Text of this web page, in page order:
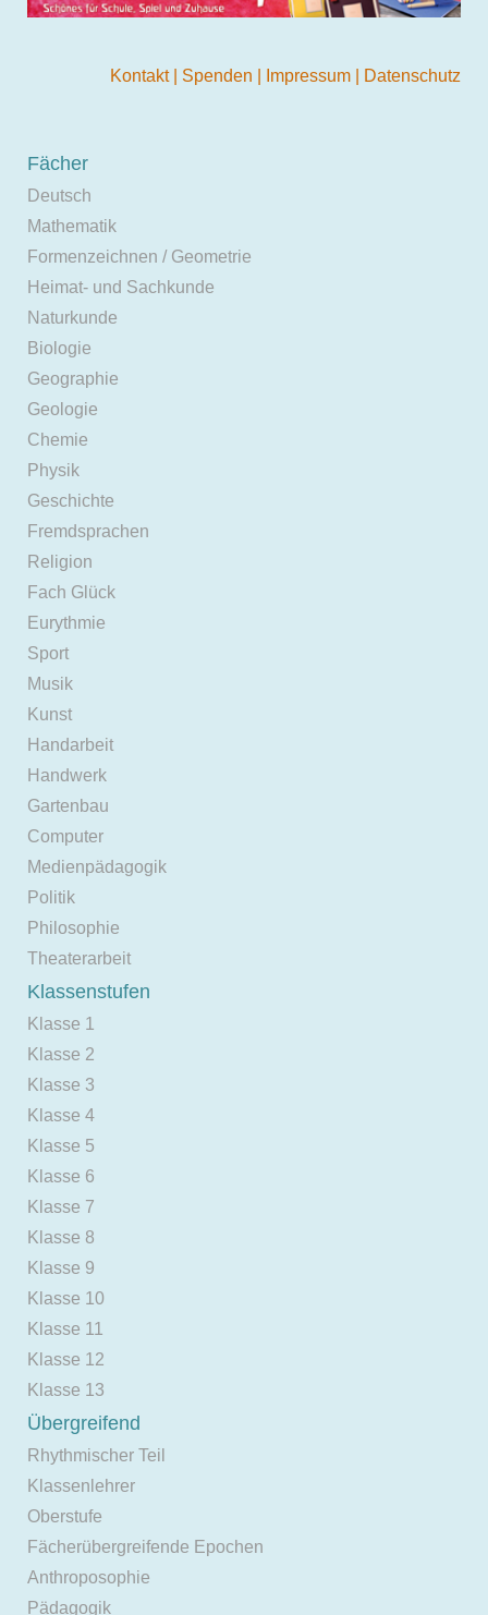
Kontakt Spenden Impressum Datenschutz
Fächer
Deutsch
Mathematik
Formenzeichnen / Geometrie
Heimat- und Sachkunde
Naturkunde
Biologie
Geographie
Geologie
Chemie
Physik
Geschichte
Fremdsprachen
Religion
Fach Glück
Eurythmie
Sport
Musik
Kunst
Handarbeit
Handwerk
Gartenbau
Computer
Medienpädagogik
Politik
Philosophie
Theaterarbeit
Klassenstufen
Klasse 1
Klasse 2
Klasse 3
Klasse 4
Klasse 5
Klasse 6
Klasse 7
Klasse 8
Klasse 9
Klasse 10
Klasse 11
Klasse 12
Klasse 13
Übergreifend
Rhythmischer Teil
Klassenlehrer
Oberstufe
Fächerübergreifende Epochen
Anthroposophie
Pädagogik